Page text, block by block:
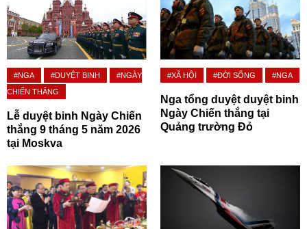
#NGA #DUYỆT BINH
#NGÀY
CHIẾN THẮNG
Lễ duyệt binh Ngày Chiến
thắng 9 tháng 5 năm 2026
tại Moskva
#XÃ HỘI #ĐỜI SỐNG #NGA
Nga tổng duyệt duyệt binh
Ngày Chiến thắng tại
Quảng trường Đỏ